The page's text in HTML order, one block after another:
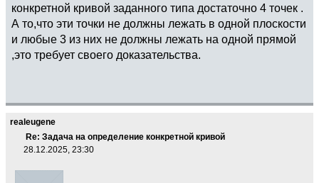
конкретной кривой заданного типа достаточно 4 точек .
А то,что эти точки не должны лежать в одной плоскости
и любые 3 из них не должны лежать на одной прямой
,это требует своего доказательства.
realeugene
Re: Задача на определение конкретной кривой
28.12.2025, 23:30